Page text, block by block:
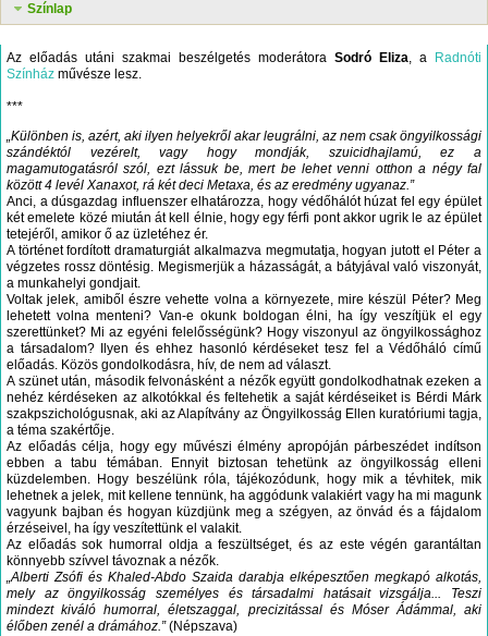
Színlap
Az előadás utáni szakmai beszélgetés moderátora Sodró Eliza, a
Radnóti
Színház művésze lesz.
***
„Különben is, azért, aki ilyen helyekről akar leugrálni, az nem csak öngyilkossági
szándéktól vezérelt, vagy hogy mondják, szuicidhajlamú, ez a
magamutogatásról szól, ezt lássuk be, mert be lehet venni otthon a négy fal
között 4 levél Xanaxot, rá két deci Metaxa, és az eredmény ugyanaz.”
Anci, a dúsgazdag influenszer elhatározza, hogy védőhálót húzat fel egy épület
két emelete közé miután át kell élnie, hogy egy férfi pont akkor ugrik le az épület
tetejéről, amikor ő az üzletéhez ér.
A történet fordított dramaturgiát alkalmazva megmutatja, hogyan jutott el Péter a
végzetes rossz döntésig. Megismerjük a házasságát, a bátyjával való viszonyát,
a munkahelyi gondjait.
Voltak jelek, amiből észre vehette volna a környezete, mire készül Péter? Meg
lehetett volna menteni? Van-e okunk boldogan élni, ha így veszítjük el egy
szerettünket? Mi az egyéni felelősségünk? Hogy viszonyul az öngyilkossághoz
a társadalom? Ilyen és ehhez hasonló kérdéseket tesz fel a Védőháló című
előadás. Közös gondolkodásra, hív, de nem ad választ.
A szünet után, második felvonásként a nézők együtt gondolkodhatnak ezeken a
nehéz kérdéseken az alkotókkal és feltehetik a saját kérdéseiket is Bérdi Márk
szakpszichológusnak, aki az Alapítvány az Öngyilkosság Ellen kuratóriumi tagja,
a téma szakértője.
Az előadás célja, hogy egy művészi élmény apropóján párbeszédet indítson
ebben a tabu témában. Ennyit biztosan tehetünk az öngyilkosság elleni
küzdelemben. Hogy beszélünk róla, tájékozódunk, hogy mik a tévhitek, mik
lehetnek a jelek, mit kellene tennünk, ha aggódunk valakiért vagy ha mi magunk
vagyunk bajban és hogyan küzdjünk meg a szégyen, az önvád és a fájdalom
érzéseivel, ha így veszítettünk el valakit.
Az előadás sok humorral oldja a feszültséget, és az este végén garantáltan
könnyebb szívvel távoznak a nézők.
„Alberti Zsófi és Khaled-Abdo Szaida darabja elképesztően megkapó alkotás,
mely az öngyilkosság személyes és társadalmi hatásait vizsgálja... Teszi
mindezt kiváló humorral, életszaggal, precizitással és Móser Ádámmal, aki
élőben zenél a drámához.”(Népszava)